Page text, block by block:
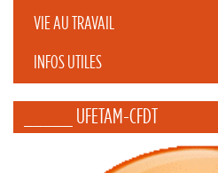
VIE AU TRAVAIL
INFOS UTILES
_____ UFETAM-CFDT